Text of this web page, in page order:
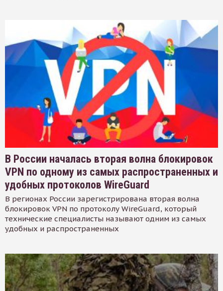
В России началась вторая волна блокировок
VPN по одному из самых распространенных и
удобных протоколов WireGuard
В регионах России зарегистрирована вторая волна
блокировок VPN по протоколу WireGuard, который
технические специалисты называют одним из самых
удобных и распространенных